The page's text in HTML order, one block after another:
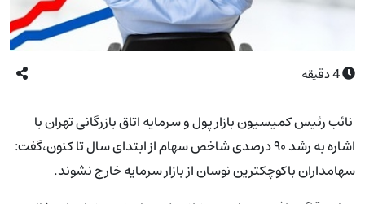
4دقیقه
نائب رئیس کمیسیون بازار پول و سرمایه اتاق بازرگانی تهران با
اشاره به رشد ۹۰ درصدی شاخص سهام از ابتدای سال تا کنون،گفت:
سهامداران باکوچکترین نوسان از بازار سرمایه خارج نشوند.